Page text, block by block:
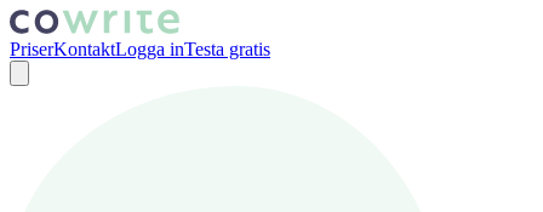
PriserKontaktLogga inTesta gratis